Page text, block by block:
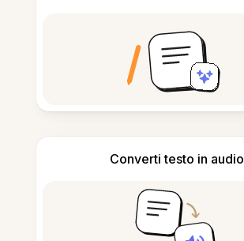
Converti testo in audio